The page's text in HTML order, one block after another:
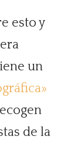
esto y
un
de la